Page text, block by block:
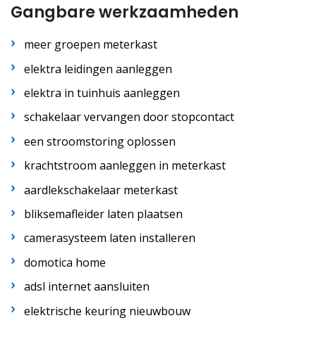
Gangbare werkzaamheden
meer groepen meterkast
elektra leidingen aanleggen
elektra in tuinhuis aanleggen
schakelaar vervangen door stopcontact
een stroomstoring oplossen
krachtstroom aanleggen in meterkast
aardlekschakelaar meterkast
bliksemafleider laten plaatsen
camerasysteem laten installeren
domotica home
adsl internet aansluiten
elektrische keuring nieuwbouw